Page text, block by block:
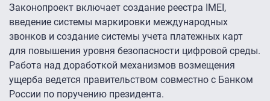
Законопроект включает создание реестра IMEI,
введение системы маркировки международных
звонков и создание системы учета платежных карт
для повышения уровня безопасности цифровой среды.
Работа над доработкой механизмов возмещения
ущерба ведется правительством совместно с Банком
России по поручению президента.